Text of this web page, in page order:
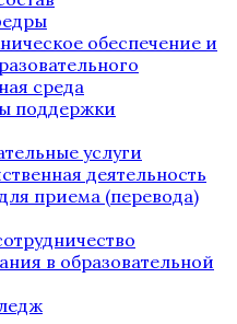
обеспечение и
среда
поддержки
услуги
деятельность
приема (перевода)
в образовательной